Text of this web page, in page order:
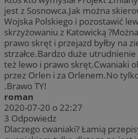
jest z Sosnowca.Jak można
Wojska Polskiego i pozostawić
skrzyżowaniu z Katowicką
prawo skręt i przejazd byłby na
strzałce.Bardzo duże
też lewo i prawo skręt.Cwaniaki
przez Orlen i za Orlenem.No
.Brawo TY!
roman
2020-07-20 o 22:27
3 Odpowiedz
Dlaczego cwaniaki? Łamią